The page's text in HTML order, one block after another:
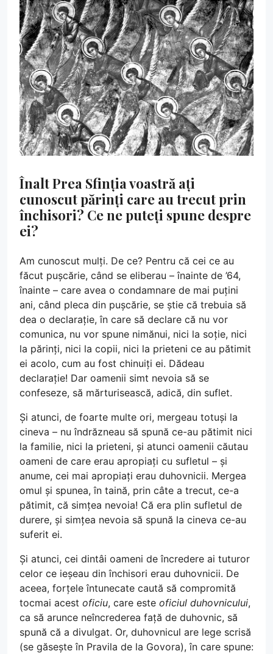
Înalt Prea Sfinția voastră ați
cunoscut părinți care au trecut prin
închisori? Ce ne puteți spune despre
ei?
Am cunoscut mulți. De ce? Pentru că cei ce au
făcut pușcărie, când se eliberau – înainte de ’64,
înainte – care avea o condamnare de mai puțini
ani, când pleca din pușcărie, se știe că trebuia să
dea o declarație, în care să declare că nu vor
comunica, nu vor spune nimănui, nici la soție, nici
la părinți, nici la copii, nici la prieteni ce au pătimit
ei acolo, cum au fost chinuiți ei. Dădeau
declarație! Dar oamenii simt nevoia să se
confeseze, să mărturisească, adică, din suflet.
Și atunci, de foarte multe ori, mergeau totuși la
cineva – nu îndrăzneau să spună ce-au pătimit nici
la familie, nici la prieteni, și atunci oamenii căutau
oameni de care erau apropiați cu sufletul – și
anume, cei mai apropiați erau duhovnicii. Mergea
omul și spunea, în taină, prin câte a trecut, ce-a
pătimit, că simțea nevoia! Că era plin sufletul de
durere, și simțea nevoia să spună la cineva ce-au
suferit ei.
Și atunci, cei dintâi oameni de încredere ai tuturor
celor ce ieșeau din închisori erau duhovnicii. De
aceea, forțele întunecate caută să compromită
tocmai acest oficiu, care este oficiul duhovnicului,
ca să arunce neîncrederea față de duhovnic, să
spună că a divulgat. Or, duhovnicul are lege scrisă
(se găsește în Pravila de la Govora), în care spune: